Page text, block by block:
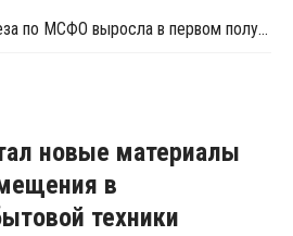
Выручка Казаньоргсинтеза по МСФО выросла в первом полугодии на 9,6%
новые материалы
в
техники